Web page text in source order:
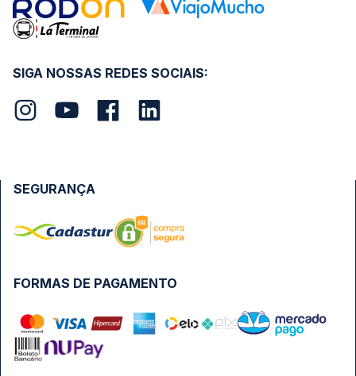
SIGA NOSSAS REDES SOCIAIS:
FORMAS DE PAGAMENTO
SEGURANÇA